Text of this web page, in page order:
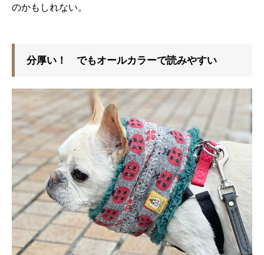
のかもしれない。
分厚い！ でもオールカラーで読みやすい